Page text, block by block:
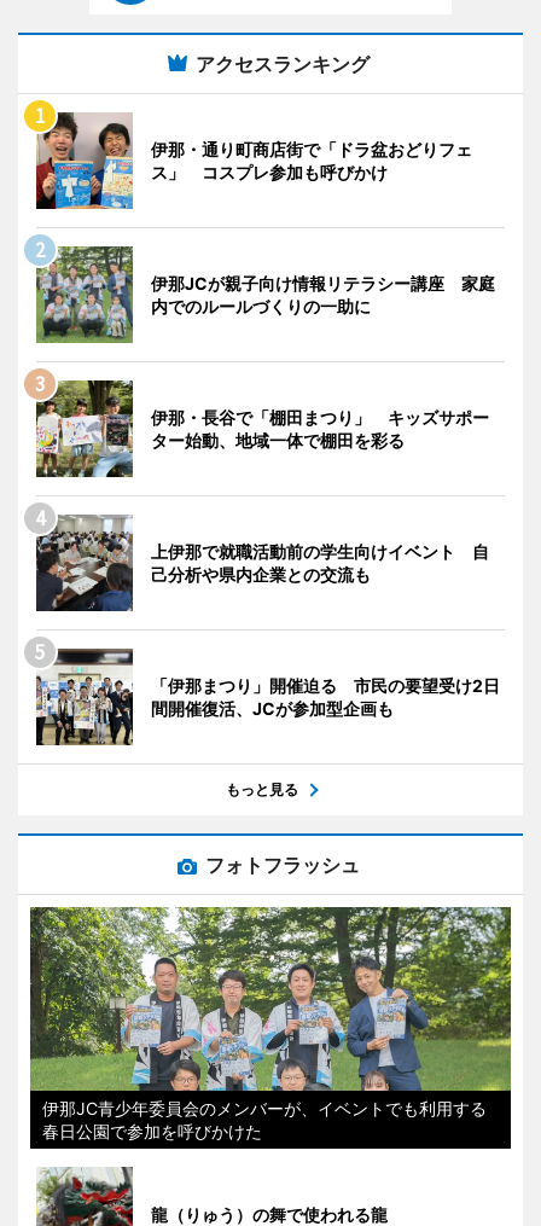
アクセスランキング
伊那・通り町商店街で「ドラ盆おどりフェ
ス」 コスプレ参加も呼びかけ
伊那JCが親子向け情報リテラシー講座 家庭
内でのルールづくりの一助に
伊那・長谷で「棚田まつり」 キッズサポー
ター始動、地域一体で棚田を彩る
上伊那で就職活動前の学生向けイベント 自
己分析や県内企業との交流も
「伊那まつり」開催迫る 市民の要望受け2日
間開催復活、JCが参加型企画も
もっと見る
フォトフラッシュ
伊那JC青少年委員会のメンバーが、イベントでも利用する
春日公園で参加を呼びかけた
龍（りゅう）の舞で使われる龍